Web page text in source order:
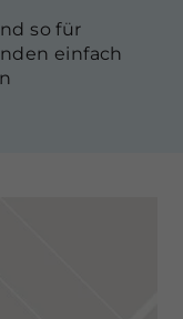
so für
einfach